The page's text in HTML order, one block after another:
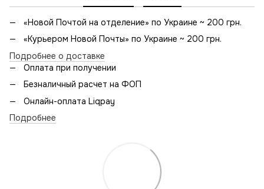
«Новой Почтой на отделение» по Украине ~ 200 грн.
«Курьером Новой Почты» по Украине ~ 200 грн.
Подробнее о доставке
Оплата при получении
Безналичный расчет на ФОП
Онлайн-оплата Liqpay
Подробнее